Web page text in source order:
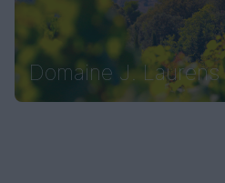
Domaine J. Laurens